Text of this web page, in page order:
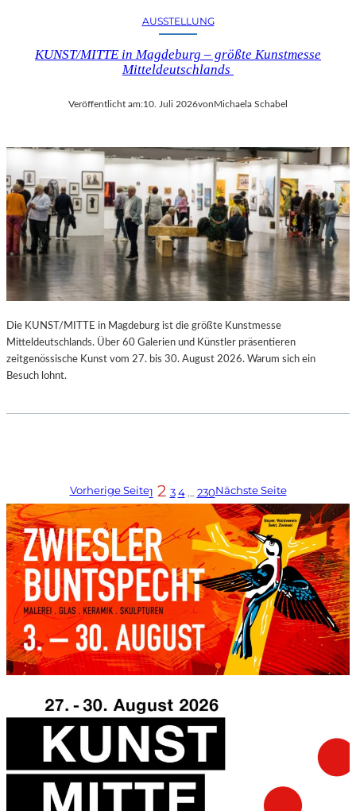
AUSSTELLUNG
KUNST/MITTE in Magdeburg – größte Kunstmesse
Mitteldeutschlands
Veröffentlicht am:10. Juli 2026vonMichaela Schabel
Die KUNST/MITTE in Magdeburg ist die größte Kunstmesse
Mitteldeutschlands. Über 60 Galerien und Künstler präsentieren
zeitgenössische Kunst vom 27. bis 30. August 2026. Warum sich ein
Besuch lohnt.
Vorherige Seite1 2 3 4 … 230Nächste Seite